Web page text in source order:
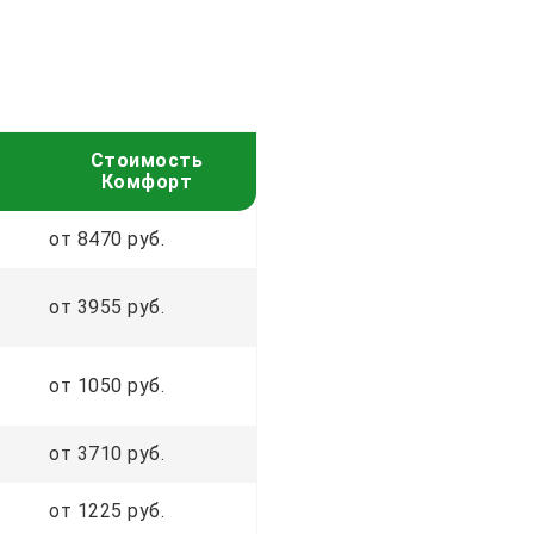
Стоимость
Комфорт
от 8470 руб.
от 3955 руб.
от 1050 руб.
от 3710 руб.
от 1225 руб.